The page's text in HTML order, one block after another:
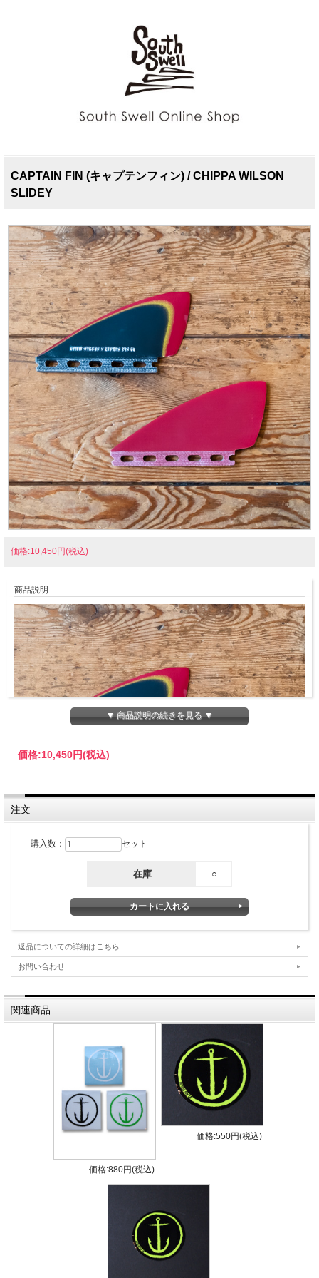
CAPTAIN FIN (キャプテンフィン) / CHIPPA WILSON
SLIDEY
価格:10,450円(税込)
商品説明
WILSON SLIDEY
• Solid Fiberglass
• Front Height: 2.44 Base: 5 Area: 8.45 Foil:
Flat
▼ 商品説明の続きを見る ▼
価格:10,450円(税込)
注文
購入数： セット
在庫 ○
返品についての詳細はこちら
お問い合わせ
関連商品
価格:880円(税込)
価格:550円(税込)